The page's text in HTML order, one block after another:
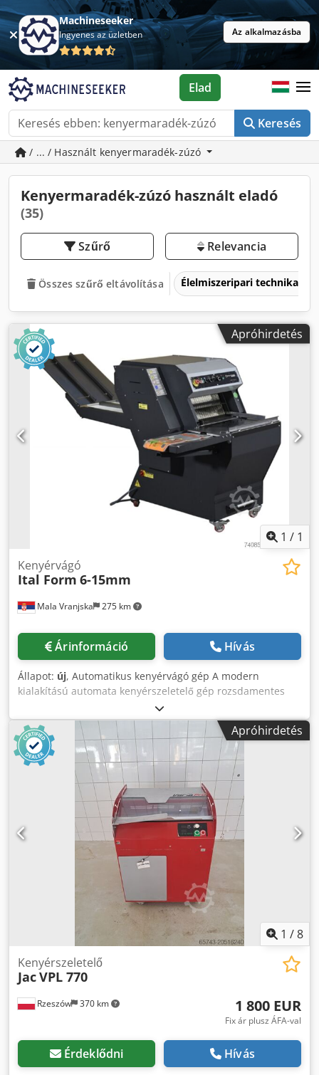
Machineseeker
Ingyenes az üzletben Az alkalmazásba
Keresés
Elad
/ ... / Használt kenyermaradék-zúzó
Kenyermaradék-zúzó használt eladó
(35)
Szűrő Relevancia
Összes szűrő eltávolítása Élelmiszeripari technika
Apróhirdetés
1 / 1
Mala Vranjska 275 km
Kenyérvágó
Ital Form 6-15mm
Árinformáció Hívás
Állapot: új, Automatikus kenyérvágó gép A modern
kialakítású automata kenyérszeletelő gép rozsdamentes
acélból készült, és teljes mértékben megfelel a CE-
szabványoknak. Nagy kapacitású és sorozatos
kenyérvágásra tervezték. Rendszerrel rendelkezik a
szeletelt kenyér csomagolásához. Könnyen szállítható,
valamint könnyen tisztítható és karbantartható A gép alsó
részében lévő fiók eltávolításával a morzsák kiürülnek, így a
gép nem igényel további karbantartást Méretek: 242 × 75 ×
135 cm Crodpfx Aeuu A Ukeh Usf Elektromos teljesítmény:
0,85 kW Súly: 312 kg Kapacitás: 1500 cipó/h
Szeletvastagság: 6-15mm
Apróhirdetés
1 /8
Rzeszów 370 km
Kenyérszeletelő
JacVPL 770
1 800 EUR
Fix ár plusz ÁFA-val
Érdeklődni Hívás